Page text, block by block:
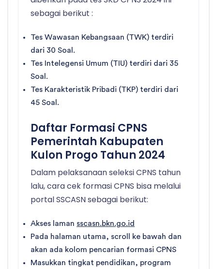
sebagai berikut :
Tes Wawasan Kebangsaan (TWK) terdiri
dari 30 Soal.
Tes Intelegensi Umum (TIU) terdiri dari 35
Soal.
Tes Karakteristik Pribadi (TKP) terdiri dari
45 Soal.
Daftar Formasi CPNS
Pemerintah Kabupaten
Kulon Progo Tahun 2024
Dalam pelaksanaan seleksi CPNS tahun
lalu, cara cek formasi CPNS bisa melalui
portal SSCASN sebagai berikut:
Akses laman sscasn.bkn.go.id
Pada halaman utama, scroll ke bawah dan
akan ada kolom pencarian formasi CPNS
Masukkan tingkat pendidikan, program